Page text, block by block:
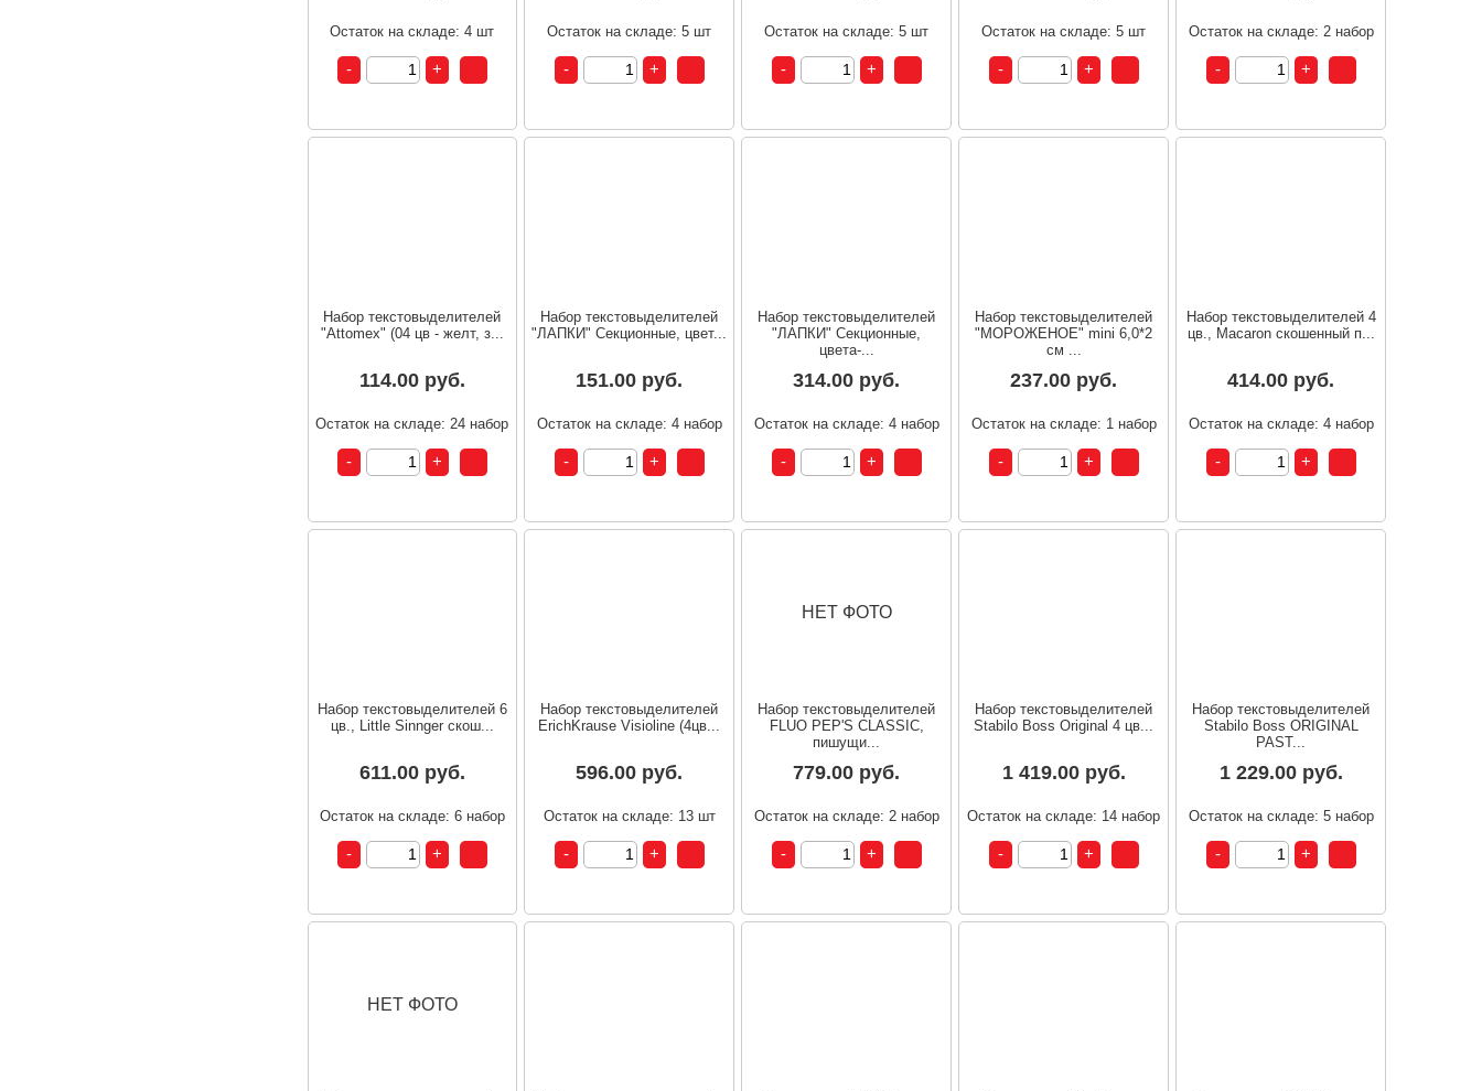
Остаток на складе: 4 шт Остаток на складе: 5 шт Остаток на складе: 5 шт Остаток на складе: 5 шт Остаток на складе: 2 набор
Набор текстовыделителей
"Attomex" (04 цв - желт, з...
114.00 руб.
Остаток на складе: 24 набор
Набор текстовыделителей
"ЛАПКИ" Секционные, цвет...
151.00 руб.
Остаток на складе: 4 набор
Набор текстовыделителей
"ЛАПКИ" Секционные,
цвета-...
314.00 руб.
Остаток на складе: 4 набор
Набор текстовыделителей
"МОРОЖЕНОЕ" mini 6,0*2
см ...
237.00 руб.
Остаток на складе: 1 набор
Набор текстовыделителей 4
цв., Macaron скошенный п...
414.00 руб.
Остаток на складе: 4 набор
Набор текстовыделителей 6
цв., Little Sinnger скош...
611.00 руб.
Остаток на складе: 6 набор
Набор текстовыделителей
ErichKrause Visioline (4цв...
596.00 руб.
Остаток на складе: 13 шт
НЕТ ФОТО
Набор текстовыделителей
FLUO PEP'S CLASSIC,
пишущи...
779.00 руб.
Остаток на складе: 2 набор
Набор текстовыделителей
Stabilo Boss Original 4 цв...
1 419.00 руб.
Остаток на складе: 14 набор
Набор текстовыделителей
Stabilo Boss ORIGINAL
PAST...
1 229.00 руб.
Остаток на складе: 5 набор
НЕТ ФОТО